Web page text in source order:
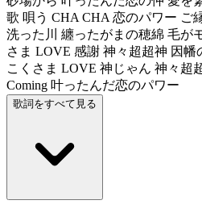
歌 唄う CHA CHA 恋のパワー ご
洗った川 纏ったがまの穂綿 毛が
さま LOVE 感謝 神々超超神 因幡
こくさま LOVE 神じゃん 神々超
Coming 叶ったんだ恋のパワー
歌詞をすべて見る